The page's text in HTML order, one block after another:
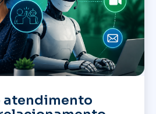
atendimento